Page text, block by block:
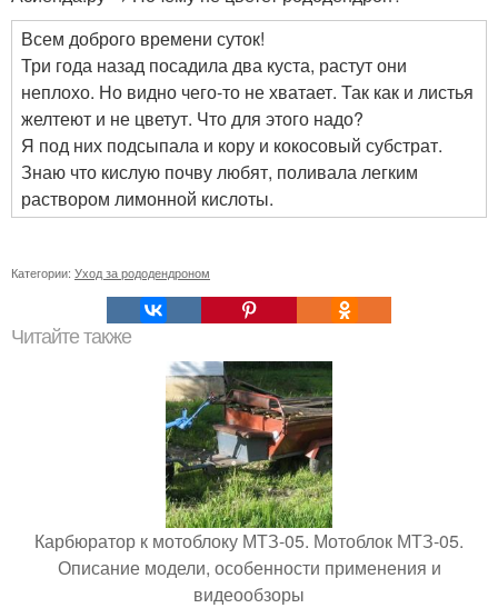
Всем доброго времени суток!
Три года назад посадила два куста, растут они
неплохо. Но видно чего-то не хватает. Так как и листья
желтеют и не цветут. Что для этого надо?
Я под них подсыпала и кору и кокосовый субстрат.
Знаю что кислую почву любят, поливала легким
раствором лимонной кислоты.
Категории: Уход за рододендроном
Читайте также
Карбюратор к мотоблоку МТЗ-05. Мотоблок МТЗ-05.
Описание модели, особенности применения и
видеообзоры